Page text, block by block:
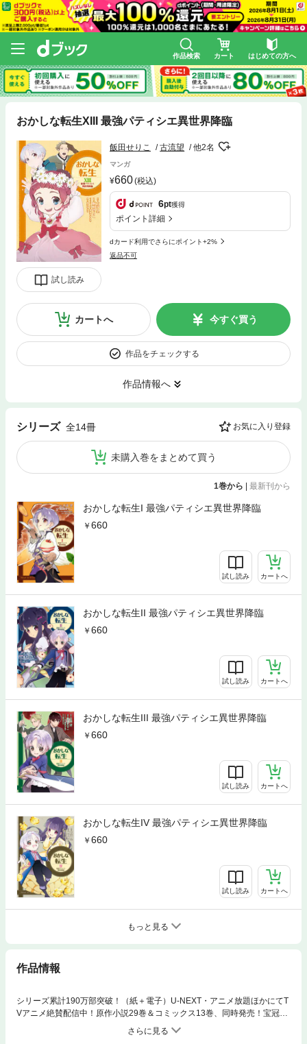
作品検索 カート はじめての方へ
おかしな転生XIII 最強パティシエ異世界降臨
試し読み
飯田せりこ 古流望 他2名
マンガ
660(税込)
6pt獲得
ポイント詳細
dカード利用でさらにポイント+2%
返品不可
カートへ 今すぐ買う
作品をチェックする
作品情報へ
シリーズ 全14冊 お気に入り登録
未購入巻をまとめて買う
1巻から | 最新刊から
おかしな転生I 最強パティシエ異世界降臨
660
試し読み カートへ
おかしな転生II 最強パティシエ異世界降臨
660
試し読み カートへ
おかしな転生III 最強パティシエ異世界降臨
660
試し読み カートへ
おかしな転生IV 最強パティシエ異世界降臨
660
試し読み カートへ
もっと見る
作品情報
シリーズ累計190万部突破！（紙＋電子）U-NEXT・アニメ放題ほかにてT
Vアニメ絶賛配信中！原作小説29巻＆コミックス13巻、同時発売！宝冠が
何者かにより宝物庫から盗まれた！ 【瞬間移動】の魔法を持つ父・カセ
ロールが容疑をかけられ、王城に軟禁される事態に。いっぽうペイスは、